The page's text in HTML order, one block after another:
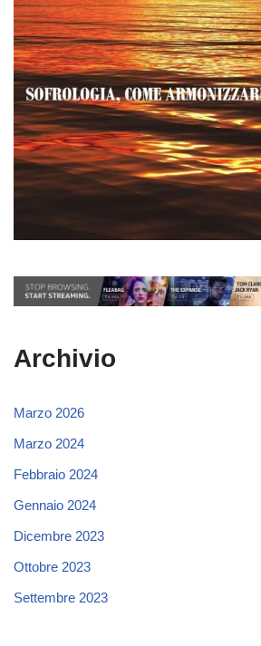
Archivio
Marzo 2026
Marzo 2024
Febbraio 2024
Gennaio 2024
Dicembre 2023
Ottobre 2023
Settembre 2023